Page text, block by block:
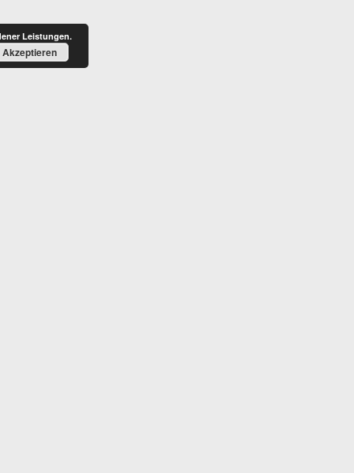
Leistungen.
Akzeptieren